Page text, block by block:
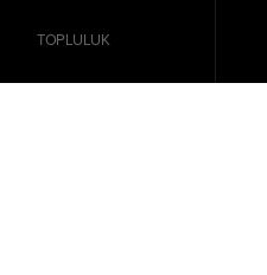
TOPLULUK